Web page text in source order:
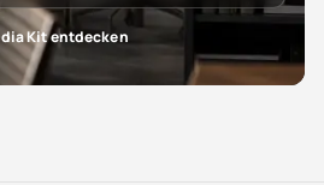
Kit entdecken